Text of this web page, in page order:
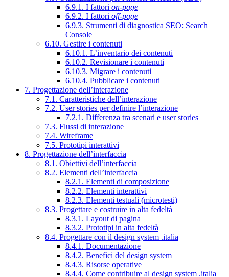
6.9.1. I fattori on-page
6.9.2. I fattori off-page
6.9.3. Strumenti di diagnostica SEO: Search
Console
6.10. Gestire i contenuti
6.10.1. L’inventario dei contenuti
6.10.2. Revisionare i contenuti
6.10.3. Migrare i contenuti
6.10.4. Pubblicare i contenuti
7. Progettazione dell’interazione
7.1. Caratteristiche dell’interazione
7.2. User stories per definire l’interazione
7.2.1. Differenza tra scenari e user stories
7.3. Flussi di interazione
7.4. Wireframe
7.5. Prototipi interattivi
8. Progettazione dell’interfaccia
8.1. Obiettivi dell’interfaccia
8.2. Elementi dell’interfaccia
8.2.1. Elementi di composizione
8.2.2. Elementi interattivi
8.2.3. Elementi testuali (microtesti)
8.3. Progettare e costruire in alta fedeltà
8.3.1. Layout di pagina
8.3.2. Prototipi in alta fedeltà
8.4. Progettare con il design system .italia
8.4.1. Documentazione
8.4.2. Benefici del design system
8.4.3. Risorse operative
8.4.4. Come contribuire al design system .italia